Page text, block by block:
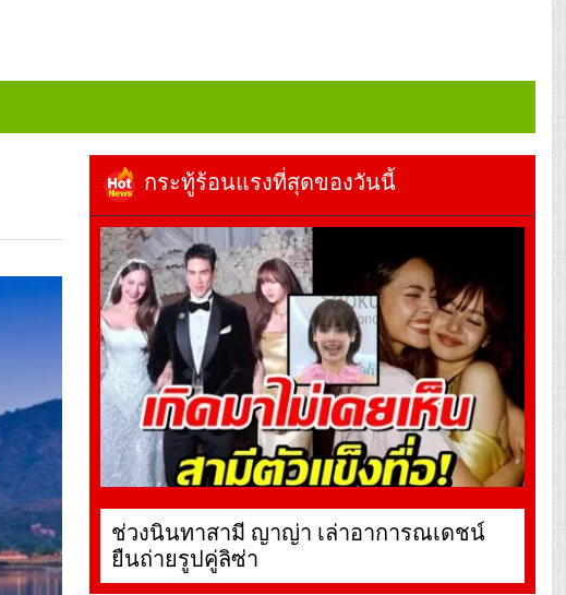
กระทู้ร้อนแรงที่สุดของวันนี้
ช่วงนินทาสามี ญาญ่า เล่าอาการณเดชน์
ยืนถ่ายรูปคู่ลิซ่า